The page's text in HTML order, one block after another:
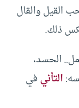
القيل والقال
ذلك.
الحسد،
التأنيفي